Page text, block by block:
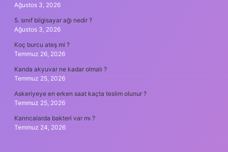
Ağustos 3, 2026
5. sınıf bilgisayar ağı nedir ?
Ağustos 3, 2026
Koç burcu ateş mi ?
Temmuz 26, 2026
Kanda akyuvar ne kadar olmalı ?
Temmuz 25, 2026
Askeriyeye en erken saat kaçta teslim olunur ?
Temmuz 25, 2026
Karıncalarda bakteri var mı ?
Temmuz 24, 2026